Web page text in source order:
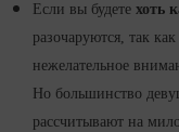
Если вы будете хоть
разочаруются, так
нежелательное
Но большинство
рассчитывают на